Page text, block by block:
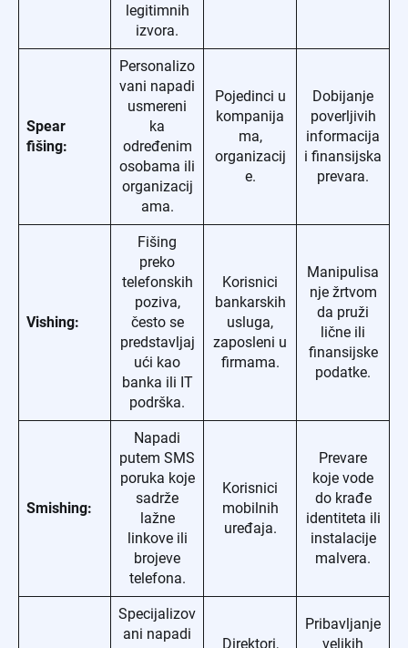
legitimnih
izvora.
Spear
fišing:
Personalizo
vani napadi
usmereni
ka
određenim
osobama ili
organizacij
ama.
Pojedinci u
kompanija
ma,
organizacij
e.
Dobijanje
poverljivih
informacija
i finansijska
prevara.
Vishing:
Fišing
preko
telefonskih
poziva,
često se
predstavljaj
ući kao
banka ili IT
podrška.
Korisnici
bankarskih
usluga,
zaposleni u
firmama.
Manipulisa
nje žrtvom
da pruži
lične ili
finansijske
podatke.
Smishing:
Napadi
putem SMS
poruka koje
sadrže
lažne
linkove ili
brojeve
telefona.
Korisnici
mobilnih
uređaja.
Prevare
koje vode
do krađe
identiteta ili
instalacije
malvera.
Specijalizov
ani napadi
Direktori,
Pribavljanje
velikih